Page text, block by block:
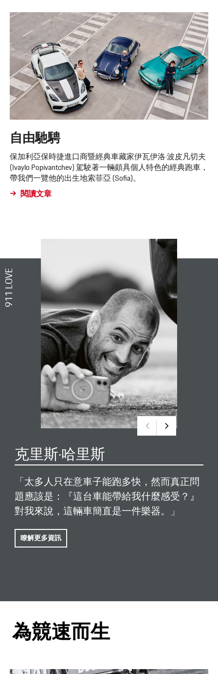
自由馳騁
保加利亞保時捷進口商暨經典車藏家伊瓦伊洛·波皮凡切夫
(Ivaylo Popivantchev) 駕駛著一輛頗具個人特色的經典跑車，
帶我們一覽他的出生地索菲亞 (Sofia)。
閱讀文章
911 LOVE
克里斯·哈里斯
「太多人只在意車子能跑多快，然而真正問
題應該是：『這台車能帶給我什麼感受？』
對我來說，這輛車簡直是一件樂器。」
瞭解更多資訊
為競速而生